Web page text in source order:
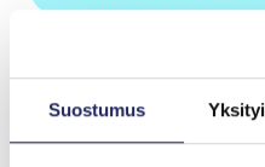
Suostumus
Tiimin